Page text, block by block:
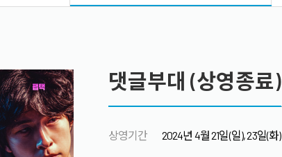
댓글부대 (상영종료)
상영기간 2024년 4월 21일(일), 23일(화)